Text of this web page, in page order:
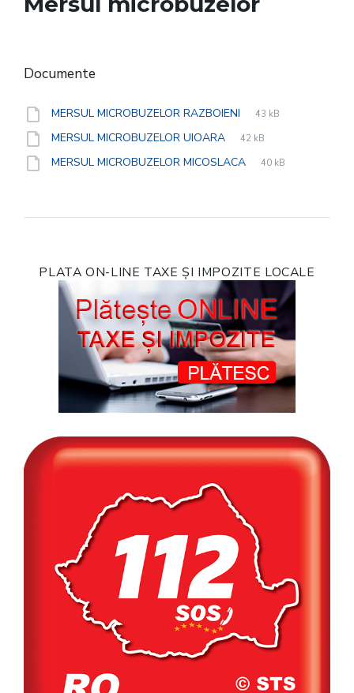
Documente
MERSUL MICROBUZELOR RAZBOIENI
File
xlsx
File
43 kB
MERSUL MICROBUZELOR UIOARA
File
xlsx
File
42 kB
MERSUL MICROBUZELOR MICOSLACA
File
xlsx
File
40 kB
PLATA ON-LINE TAXE ȘI IMPOZITE LOCALE